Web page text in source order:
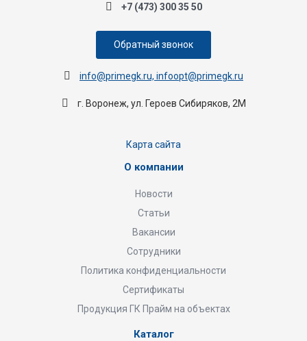
+7 (473) 300 35 50
Обратный звонок
info@primegk.ru, infoopt@primegk.ru
г. Воронеж, ул. Героев Сибиряков, 2М
Карта сайта
О компании
Новости
Статьи
Вакансии
Сотрудники
Политика конфиденциальности
Сертификаты
Продукция ГК Прайм на объектах
Каталог